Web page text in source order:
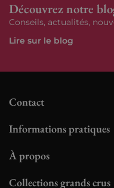
Découvrez notre
Conseils, actualités,
Lire sur le blog
Contact
Informations pratiques
À propos
Collections grands crus